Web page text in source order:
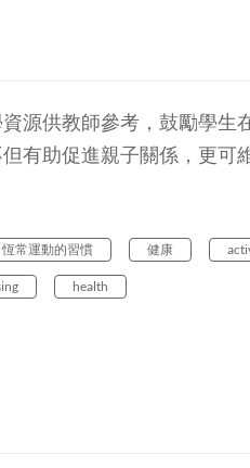
源供教師參考，鼓勵學生
有助促進親子關係，更可
恆常運動的習慣 健康
health